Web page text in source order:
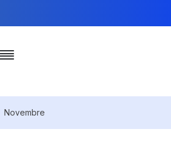
Novembre